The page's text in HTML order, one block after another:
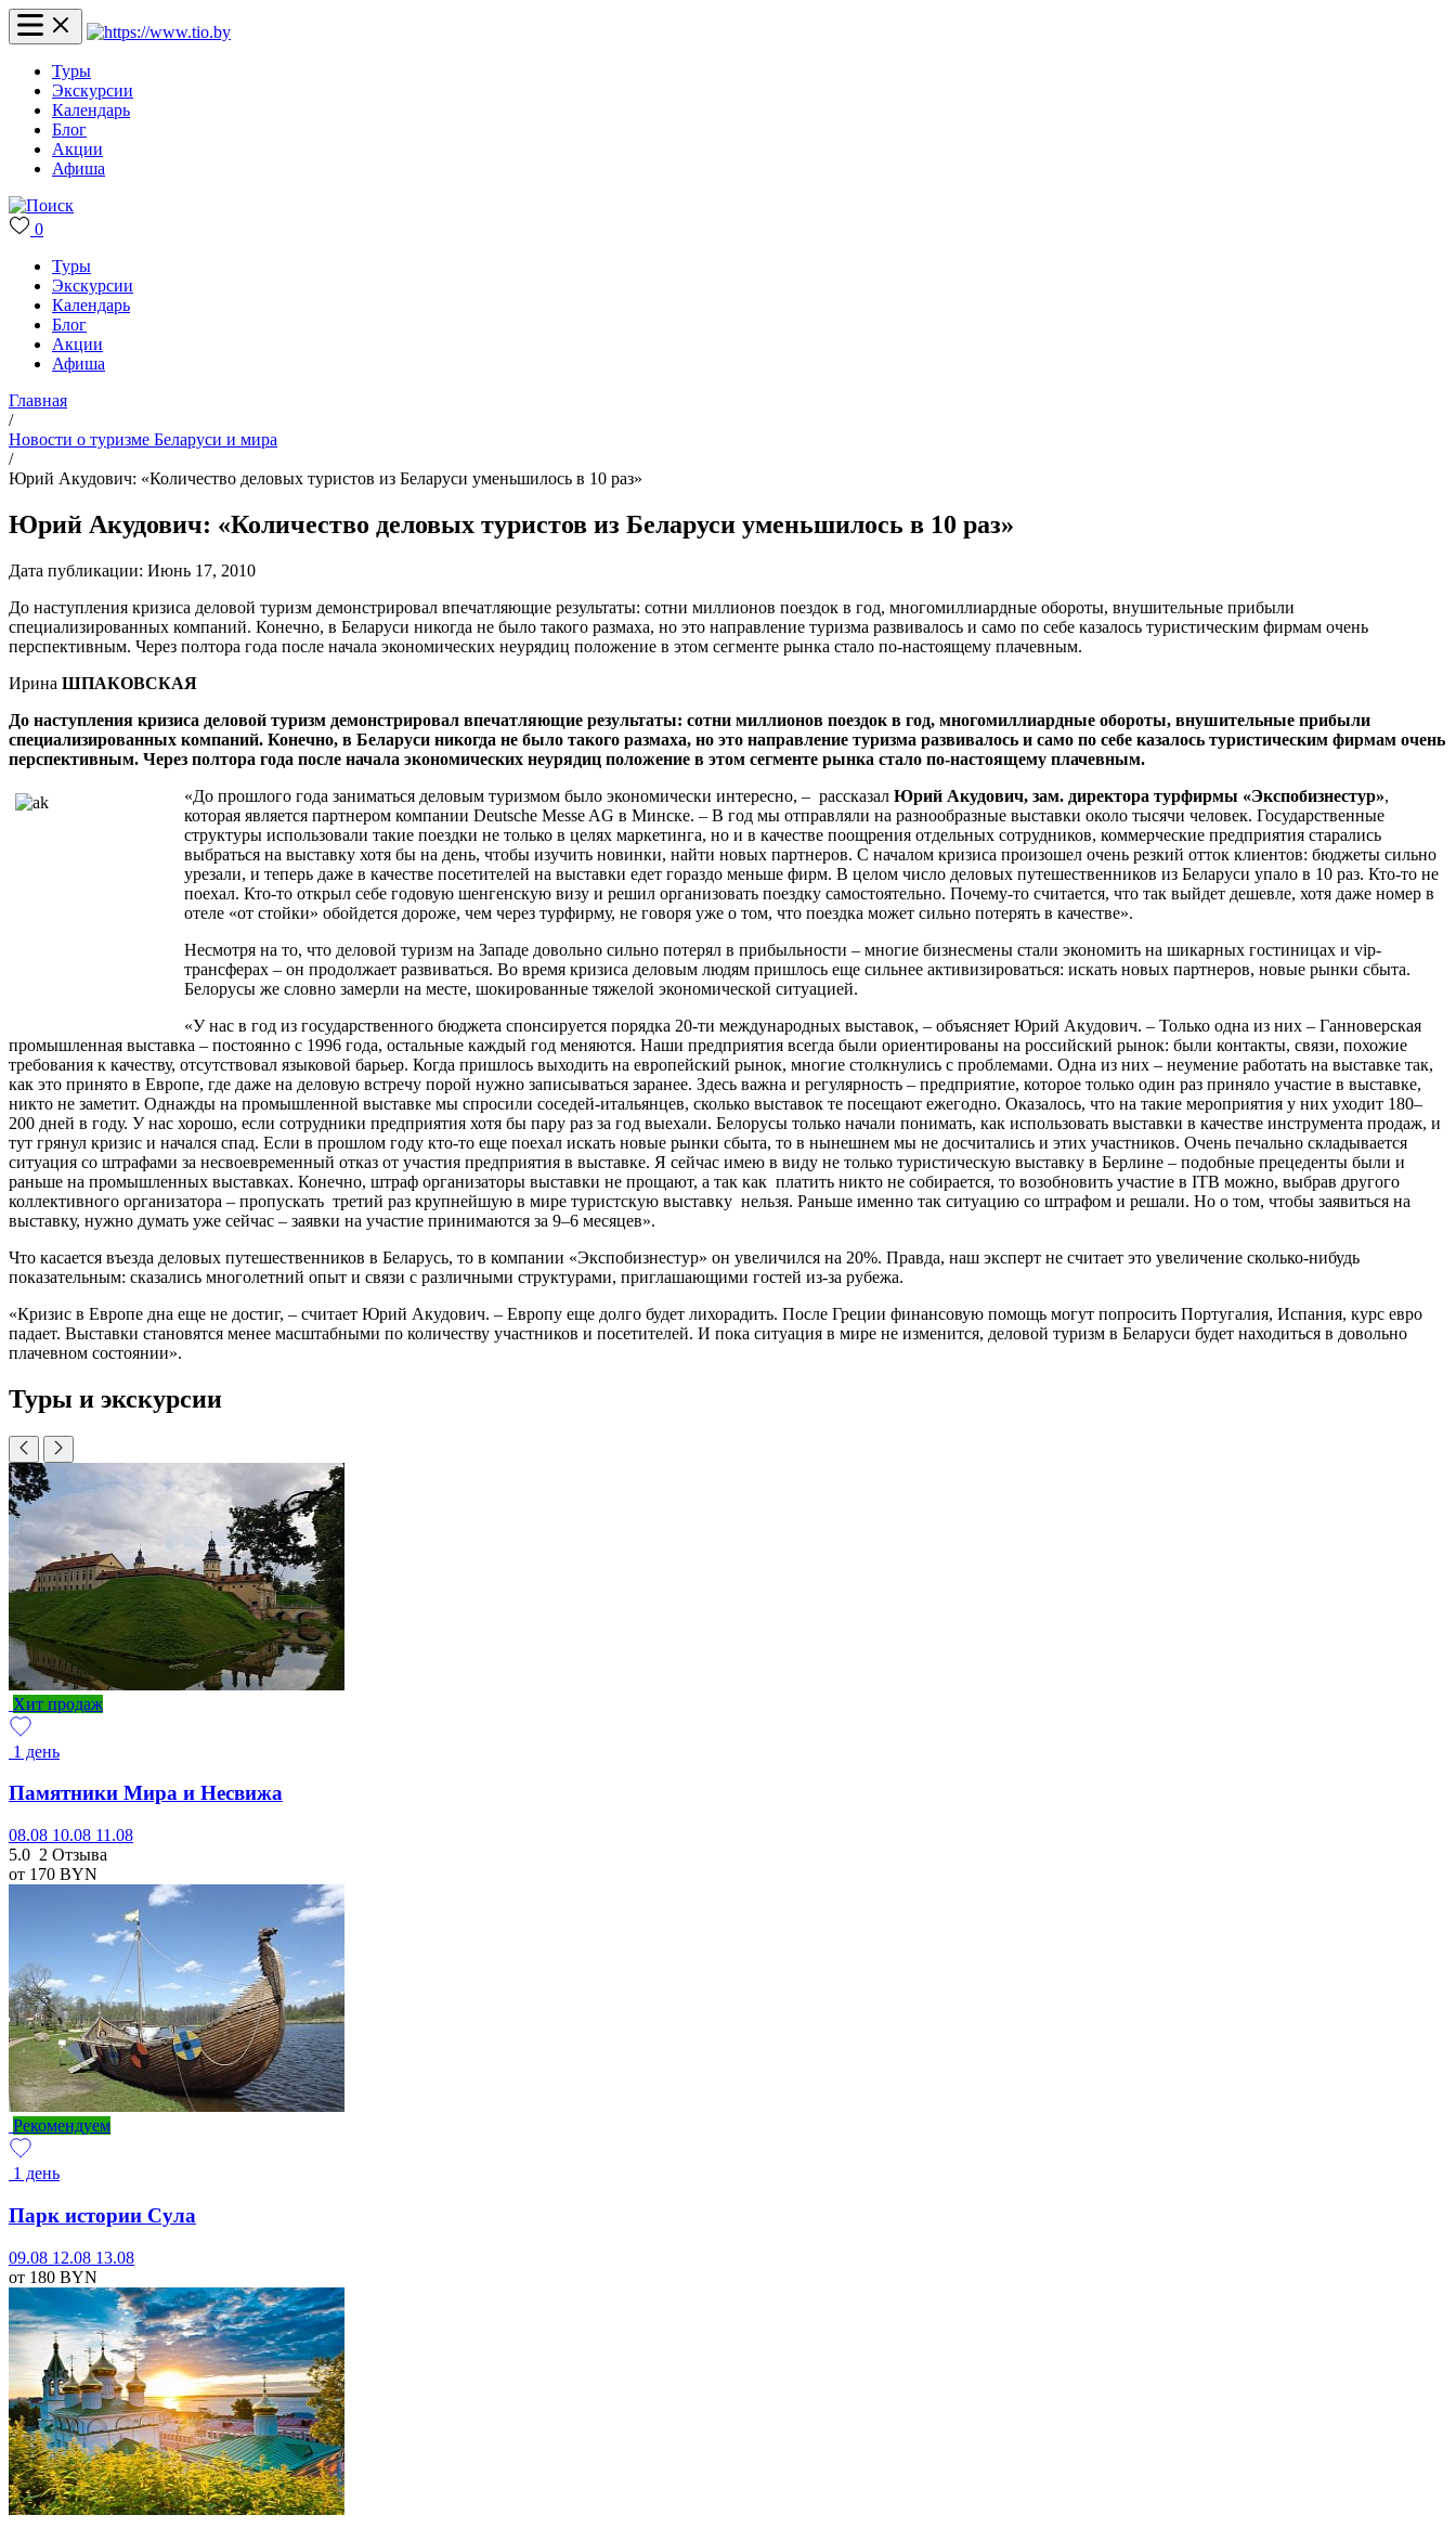
Туры
Экскурсии
Календарь
Блог
Акции
Афиша
0
Туры
Экскурсии
Календарь
Блог
Акции
Афиша
Главная
/
Новости о туризме Беларуси и мира
/
Юрий Акудович: «Количество деловых туристов из Беларуси уменьшилось в 10 раз»
Юрий Акудович: «Количество деловых туристов из Беларуси уменьшилось в 10 раз»
Дата публикации: Июнь 17, 2010
До наступления кризиса деловой туризм демонстрировал впечатляющие результаты: сотни миллионов поездок в год, многомиллиардные обороты, внушительные прибыли
специализированных компаний. Конечно, в Беларуси никогда не было такого размаха, но это направление туризма развивалось и само по себе казалось туристическим фирмам очень
перспективным. Через полтора года после начала экономических неурядиц положение в этом сегменте рынка стало по-настоящему плачевным.
Ирина ШПАКОВСКАЯ
До наступления кризиса деловой туризм демонстрировал впечатляющие результаты: сотни миллионов поездок в год, многомиллиардные обороты, внушительные прибыли
специализированных компаний. Конечно, в Беларуси никогда не было такого размаха, но это направление туризма развивалось и само по себе казалось туристическим фирмам очень
перспективным. Через полтора года после начала экономических неурядиц положение в этом сегменте рынка стало по-настоящему плачевным.
«До прошлого года заниматься деловым туризмом было экономически интересно, – рассказал Юрий Акудович, зам. директора турфирмы «Экспобизнестур»,
которая является партнером компании Deutsche Messe AG в Минске. – В год мы отправляли на разнообразные выставки около тысячи человек. Государственные
структуры использовали такие поездки не только в целях маркетинга, но и в качестве поощрения отдельных сотрудников, коммерческие предприятия старались
выбраться на выставку хотя бы на день, чтобы изучить новинки, найти новых партнеров. С началом кризиса произошел очень резкий отток клиентов: бюджеты сильно
урезали, и теперь даже в качестве посетителей на выставки едет гораздо меньше фирм. В целом число деловых путешественников из Беларуси упало в 10 раз. Кто-то не
поехал. Кто-то открыл себе годовую шенгенскую визу и решил организовать поездку самостоятельно. Почему-то считается, что так выйдет дешевле, хотя даже номер в
отеле «от стойки» обойдется дороже, чем через турфирму, не говоря уже о том, что поездка может сильно потерять в качестве».
Несмотря на то, что деловой туризм на Западе довольно сильно потерял в прибыльности – многие бизнесмены стали экономить на шикарных гостиницах и vip-
трансферах – он продолжает развиваться. Во время кризиса деловым людям пришлось еще сильнее активизироваться: искать новых партнеров, новые рынки сбыта.
Белорусы же словно замерли на месте, шокированные тяжелой экономической ситуацией.
«У нас в год из государственного бюджета спонсируется порядка 20-ти международных выставок, – объясняет Юрий Акудович. – Только одна из них – Ганноверская
промышленная выставка – постоянно с 1996 года, остальные каждый год меняются. Наши предприятия всегда были ориентированы на российский рынок: были контакты, связи, похожие
требования к качеству, отсутствовал языковой барьер. Когда пришлось выходить на европейский рынок, многие столкнулись с проблемами. Одна из них – неумение работать на выставке так,
как это принято в Европе, где даже на деловую встречу порой нужно записываться заранее. Здесь важна и регулярность – предприятие, которое только один раз приняло участие в выставке,
никто не заметит. Однажды на промышленной выставке мы спросили соседей-итальянцев, сколько выставок те посещают ежегодно. Оказалось, что на такие мероприятия у них уходит 180–
200 дней в году. У нас хорошо, если сотрудники предприятия хотя бы пару раз за год выехали. Белорусы только начали понимать, как использовать выставки в качестве инструмента продаж, и
тут грянул кризис и начался спад. Если в прошлом году кто-то еще поехал искать новые рынки сбыта, то в нынешнем мы не досчитались и этих участников. Очень печально складывается
ситуация со штрафами за несвоевременный отказ от участия предприятия в выставке. Я сейчас имею в виду не только туристическую выставку в Берлине – подобные прецеденты были и
раньше на промышленных выставках. Конечно, штраф организаторы выставки не прощают, а так как платить никто не собирается, то возобновить участие в ITB можно, выбрав другого
коллективного организатора – пропускать третий раз крупнейшую в мире туристскую выставку нельзя. Раньше именно так ситуацию со штрафом и решали. Но о том, чтобы заявиться на
выставку, нужно думать уже сейчас – заявки на участие принимаются за 9–6 месяцев».
Что касается въезда деловых путешественников в Беларусь, то в компании «Экспобизнестур» он увеличился на 20%. Правда, наш эксперт не считает это увеличение сколько-нибудь
показательным: сказались многолетний опыт и связи с различными структурами, приглашающими гостей из-за рубежа.
«Кризис в Европе дна еще не достиг, – считает Юрий Акудович. – Европу еще долго будет лихорадить. После Греции финансовую помощь могут попросить Португалия, Испания, курс евро
падает. Выставки становятся менее масштабными по количеству участников и посетителей. И пока ситуация в мире не изменится, деловой туризм в Беларуси будет находиться в довольно
плачевном состоянии».
Туры и экскурсии
Хит продаж
1 день
Памятники Мира и Несвижа
08.08 10.08 11.08
5.0 2 Отзыва
от 170 BYN
Рекомендуем
1 день
Парк истории Сула
09.08 12.08 13.08
от 180 BYN